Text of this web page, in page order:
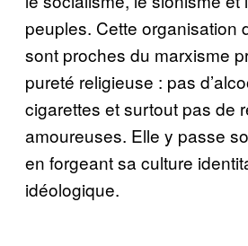
peuples. Cette organisation
sont proches du marxisme
pureté religieuse : pas
cigarettes et surtout pas de
amoureuses. Elle y passe
en forgeant sa culture
idéologique.